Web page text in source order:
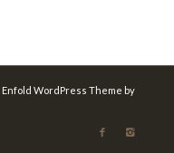
Enfold WordPress Theme by